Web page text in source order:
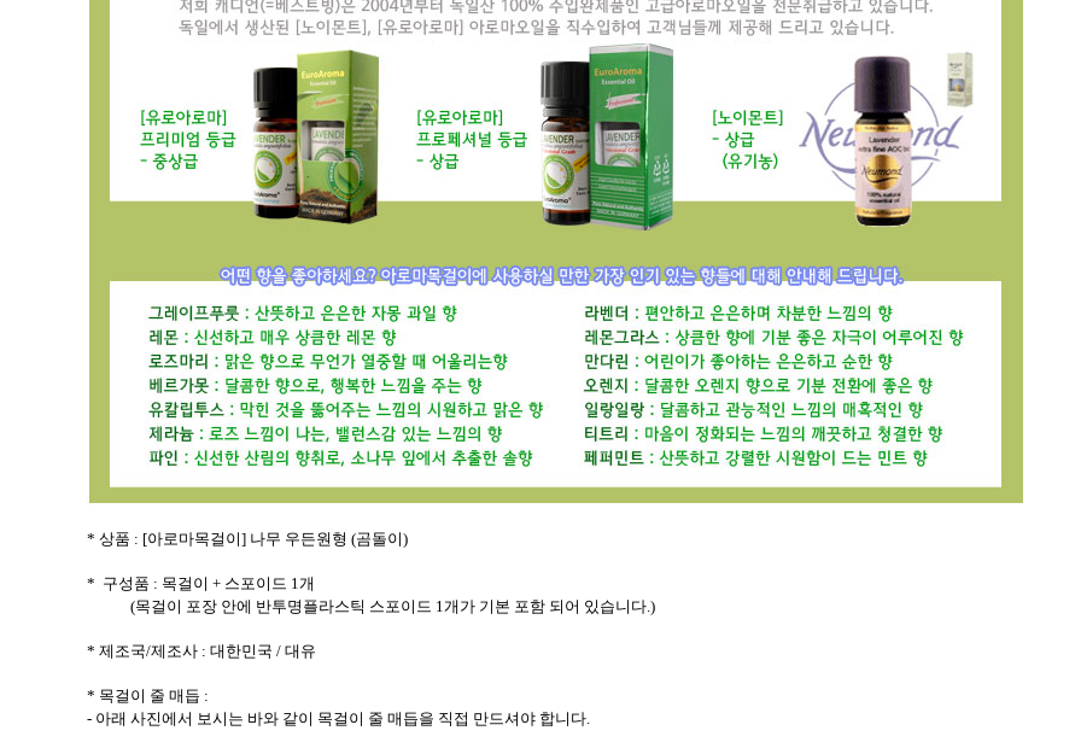
* 상품 : [아로마목걸이] 나무 우든원형 (곰돌이)
* 구성품 : 목걸이 + 스포이드 1개
(목걸이 포장 안에 반투명플라스틱 스포이드 1개가 기본 포함 되어 있습니다.)
* 제조국/제조사 : 대한민국 / 대유
* 목걸이 줄 매듭 :
- 아래 사진에서 보시는 바와 같이 목걸이 줄 매듭을 직접 만드셔야 합니다.